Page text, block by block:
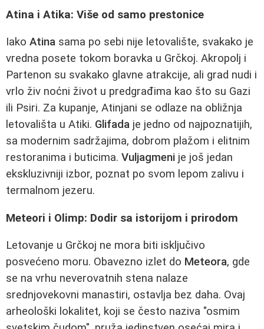
Atina i Atika: Više od samo prestonice
Iako Atina sama po sebi nije letovalište, svakako je
vredna posete tokom boravka u Grčkoj. Akropolj i
Partenon su svakako glavne atrakcije, ali grad nudi i
vrlo živ noćni život u predgrađima kao što su Gazi
ili Psiri. Za kupanje, Atinjani se odlaze na obližnja
letovališta u Atiki. Glifada je jedno od najpoznatijih,
sa modernim sadržajima, dobrom plažom i elitnim
restoranima i buticima. Vuljagmeni je još jedan
ekskluzivniji izbor, poznat po svom lepom zalivu i
termalnom jezeru.
Meteori i Olimp: Dodir sa istorijom i prirodom
Letovanje u Grčkoj ne mora biti isključivo
posvećeno moru. Obavezno izlet do Meteora, gde
se na vrhu neverovatnih stena nalaze
srednjovekovni manastiri, ostavlja bez daha. Ovaj
arheološki lokalitet, koji se često naziva "osmim